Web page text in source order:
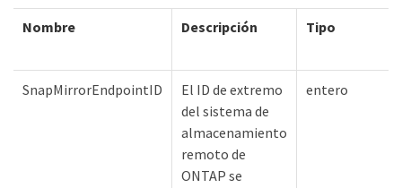
Nombre Descripción Tipo
SnapMirrorEndpointID
El ID de extremo
del sistema de
almacenamiento
remoto de
ONTAP se
entero